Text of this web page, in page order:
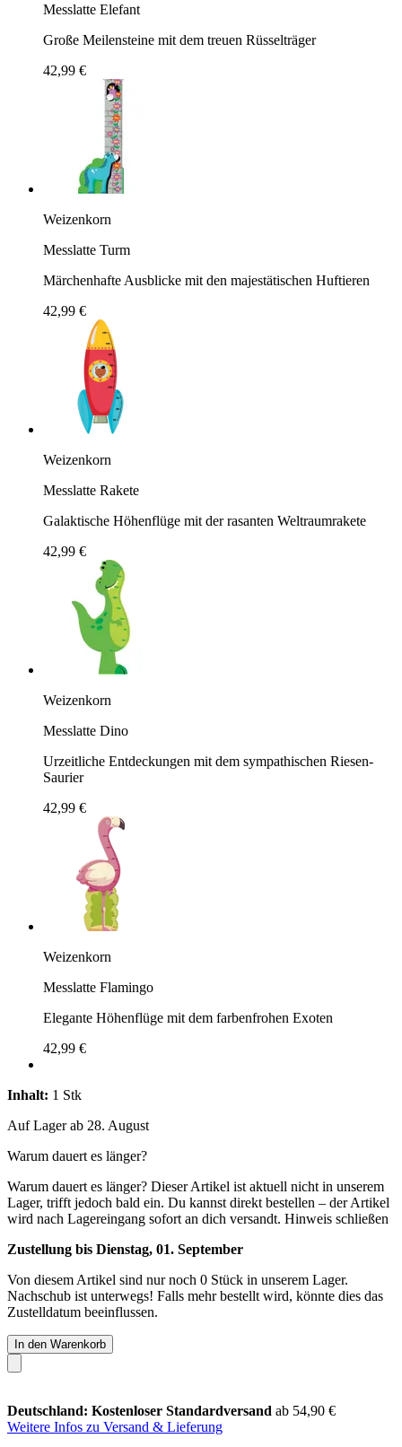
Messlatte Elefant
Große Meilensteine mit dem treuen Rüsselträger
42,99 €
Weizenkorn
Messlatte Turm
Märchenhafte Ausblicke mit den majestätischen Huftieren
42,99 €
Weizenkorn
Messlatte Rakete
Galaktische Höhenflüge mit der rasanten Weltraumrakete
42,99 €
Weizenkorn
Messlatte Dino
Urzeitliche Entdeckungen mit dem sympathischen Riesen-
Saurier
42,99 €
Weizenkorn
Messlatte Flamingo
Elegante Höhenflüge mit dem farbenfrohen Exoten
42,99 €
Inhalt: 1 Stk
Auf Lager ab 28. August
Warum dauert es länger?
Warum dauert es länger? Dieser Artikel ist aktuell nicht in unserem
Lager, trifft jedoch bald ein. Du kannst direkt bestellen – der Artikel
wird nach Lagereingang sofort an dich versandt. Hinweis schließen
Zustellung bis Dienstag, 01. September
Von diesem Artikel sind nur noch 0 Stück in unserem Lager.
Nachschub ist unterwegs! Falls mehr bestellt wird, könnte dies das
Zustelldatum beeinflussen.
In den Warenkorb
Deutschland: Kostenloser Standardversand ab 54,90 €
Weitere Infos zu Versand & Lieferung